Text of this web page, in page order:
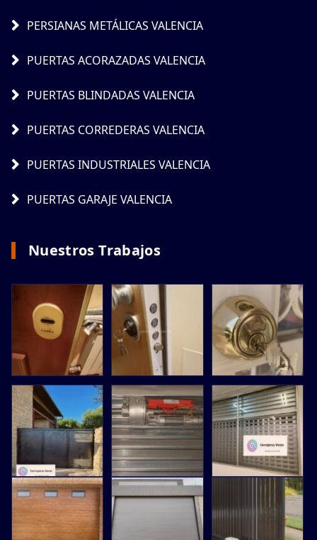
PERSIANAS METÁLICAS VALENCIA
PUERTAS ACORAZADAS VALENCIA
PUERTAS BLINDADAS VALENCIA
PUERTAS CORREDERAS VALENCIA
PUERTAS INDUSTRIALES VALENCIA
PUERTAS GARAJE VALENCIA
Nuestros Trabajos